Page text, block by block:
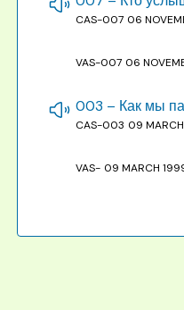
CAS-007 06
VAS-007 06
003 – Как мы
CAS-003 09
VAS- 09 MARCH